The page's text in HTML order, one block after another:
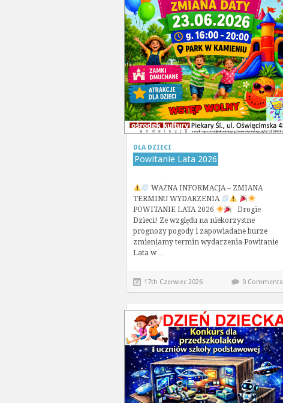
DLA DZIECI
Powitanie Lata 2026
WAŻNA INFORMACJA – ZMIANA
TERMINU WYDARZENIA
POWITANIE LATA 2026
Drogie
Dzieci! Ze względu na niekorzystne
prognozy pogody i zapowiadane burze
zmieniamy termin wydarzenia Powitanie
Lata w…
17th Czerwiec 2026 0 Comments